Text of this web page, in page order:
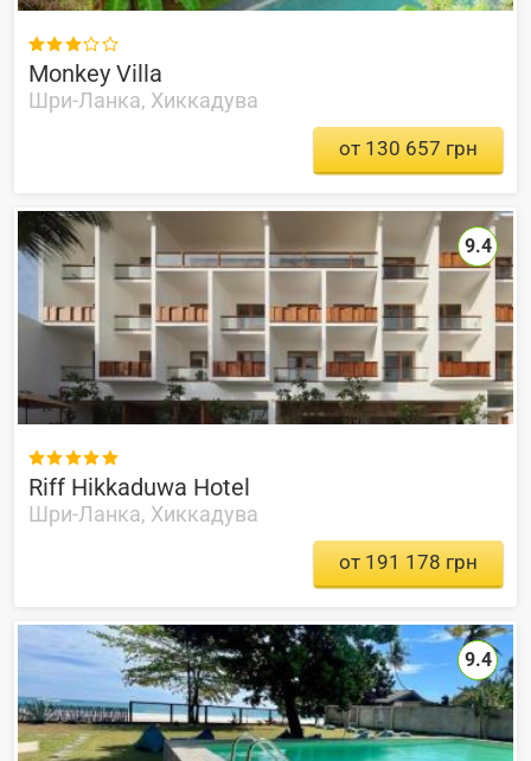

Monkey Villa
Шри-Ланка, Хиккадува
от 130 657 грн

Riff Hikkaduwa Hotel
Шри-Ланка, Хиккадува
9.4
от 191 178 грн
9.4